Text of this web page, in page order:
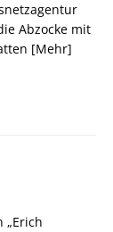
Abzocke mit
[Mehr]
„Erich